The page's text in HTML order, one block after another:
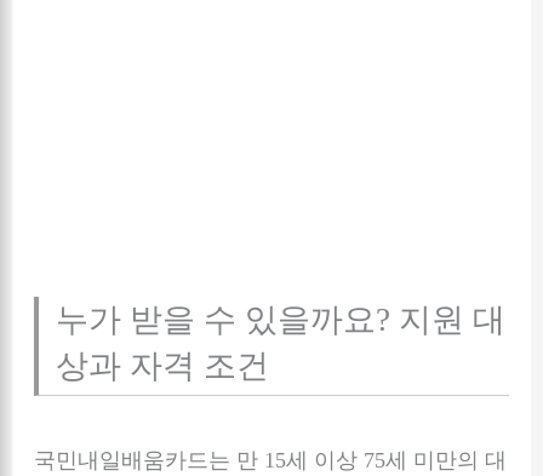
누가 받을 수 있을까요? 지원 대
상과 자격 조건
국민내일배움카드는 만 15세 이상 75세 미만의 대